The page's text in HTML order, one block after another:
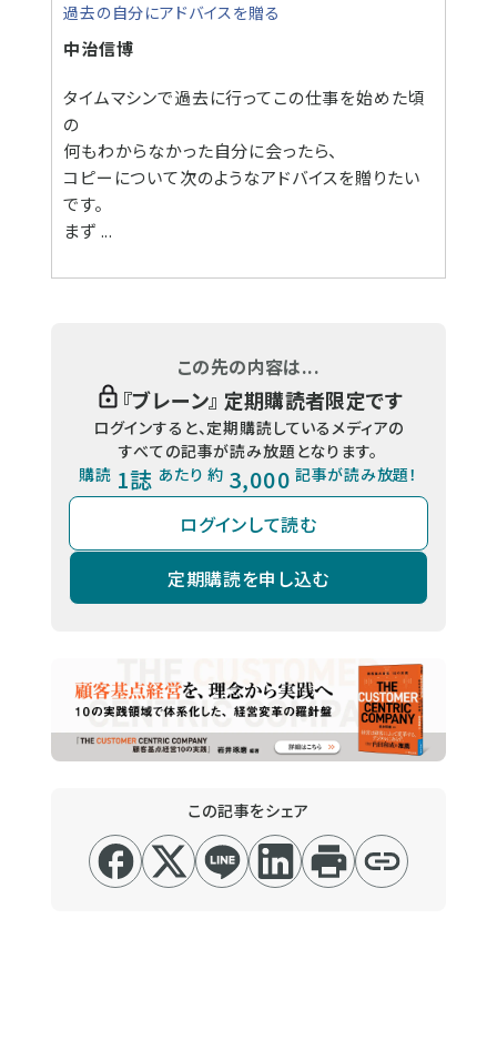
過去の自分にアドバイスを贈る
中治信博
タイムマシンで過去に行ってこの仕事を始めた頃
の
何もわからなかった自分に会ったら、
コピーについて次のようなアドバイスを贈りたい
です。
まず ...
この先の内容は...
『ブレーン』 定期購読者限定です
ログインすると、定期購読しているメディアの
すべての記事が読み放題となります。
購読 1誌 あたり 約 3,000 記事が読み放題！
ログインして読む
定期購読を申し込む
この記事をシェア